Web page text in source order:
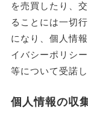
を売買したり、
ることには一切
になり、個人情
イバシーポリシ
等について受諾
個人情報の収